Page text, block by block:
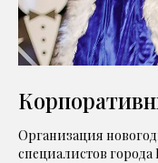
Организация
специалистов